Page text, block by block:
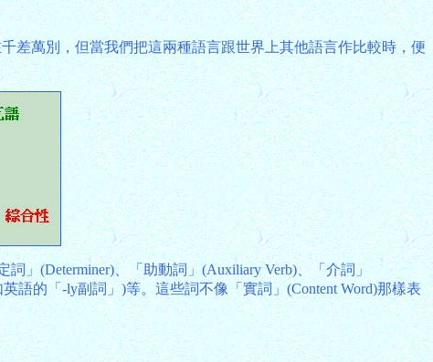
差萬別，但當我們把這兩種語言跟世界上其他語言作比較時，便
」(Determiner)、「助動詞」(Auxiliary Verb)、「介詞」
語的「-ly副詞」)等。這些詞不像「實詞」(Content Word)那樣表